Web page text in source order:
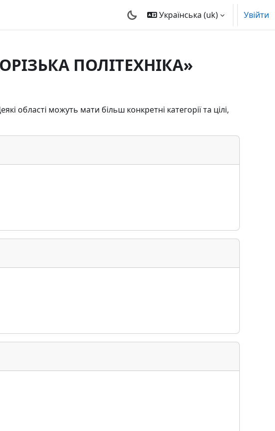
Українська ‎(uk)‎ Увійти
ПОЛІТЕХНІКА»
області можуть мати більш конкретні категорії та цілі,